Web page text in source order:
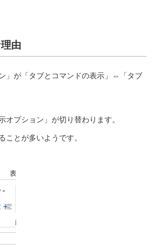
由
」が「タブとコマンドの表示」⇔「タブ
プション」が切り替わります。
とが多いようです。